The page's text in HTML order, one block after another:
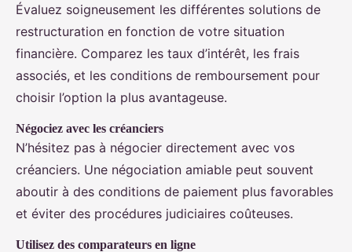
Évaluez soigneusement les différentes solutions de
restructuration en fonction de votre situation
financière. Comparez les taux d’intérêt, les frais
associés, et les conditions de remboursement pour
choisir l’option la plus avantageuse.
Négociez avec les créanciers
N’hésitez pas à négocier directement avec vos
créanciers. Une négociation amiable peut souvent
aboutir à des conditions de paiement plus favorables
et éviter des procédures judiciaires coûteuses.
Utilisez des comparateurs en ligne